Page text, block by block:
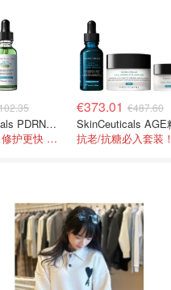
SkinCeuticals PDRN色修精华 30ml
重磅升级！修护更快 皮肤更健康！
€373.01 €487.60